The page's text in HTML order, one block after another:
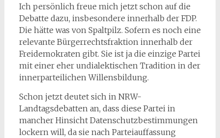
Ich persönlich freue mich jetzt schon auf die
Debatte dazu, insbesondere innerhalb der FDP.
Die hätte was von Spaltpilz. Sofern es noch eine
relevante Bürgerrechtsfraktion innerhalb der
Freidemokraten gibt. Sie ist ja die einzige Partei
mit einer eher undialektischen Tradition in der
innerparteilichen Willensbildung.
Schon jetzt deutet sich in NRW-
Landtagsdebatten an, dass diese Partei in
mancher Hinsicht Datenschutzbestimmungen
lockern will, da sie nach Parteiauffassung